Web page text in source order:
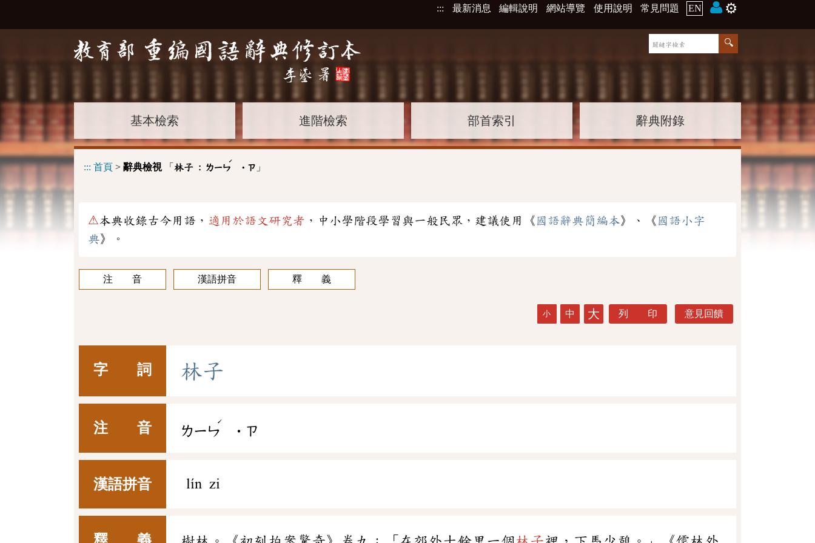
::: 最新消息 編輯說明 網站導覽 使用說明 常見問題 EN ⚙️
基本檢索 進階檢索 部首索引 辭典附錄
::: 首頁 > 辭典檢視「 林子 : ㄌㄧㄣ
ˊ
˙ㄗ 」
⚠本典收錄古今用語， 適用於語文研究者 ，中小學階段學習與一般民眾，建議使用《 國語辭典簡編本》、《 國語小字
典》。
注 音 漢語拼音 釋 義
小 中 大 列 印 意見回饋
字 詞 林子
注 音 ㄌㄧㄣ
ˊ
˙ㄗ
漢語拼音 lín zi